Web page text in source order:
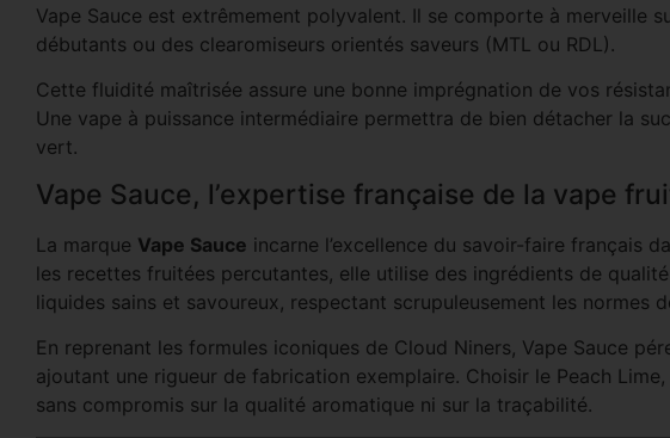
Vape Sauce est extrêmement polyvalent. Il se comporte à merveille
débutants ou des clearomiseurs orientés saveurs (MTL ou RDL).
Cette fluidité maîtrisée assure une bonne imprégnation de vos
Une vape à puissance intermédiaire permettra de bien détacher la
vert.
Vape Sauce, l’expertise française de la vape
La marque Vape Sauce incarne l’excellence du savoir-faire français
les recettes fruitées percutantes, elle utilise des ingrédients de
liquides sains et savoureux, respectant scrupuleusement les normes
En reprenant les formules iconiques de Cloud Niners, Vape Sauce
ajoutant une rigueur de fabrication exemplaire. Choisir le Peach Lime,
sans compromis sur la qualité aromatique ni sur la traçabilité.